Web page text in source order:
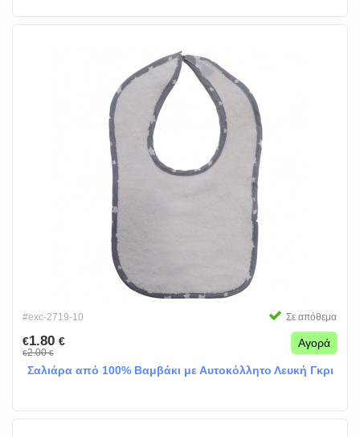
#exc-2719-10 Σε απόθεμα
€1.80 €
€2.00€
Αγορά
Σαλιάρα από 100% Βαμβάκι με Αυτοκόλλητο Λευκή Γκρι